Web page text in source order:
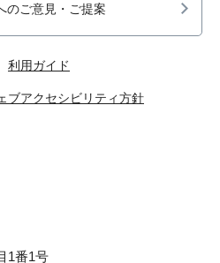
のご意見・ご提案
利用ガイド
ブアクセシビリティ方針
1番1号